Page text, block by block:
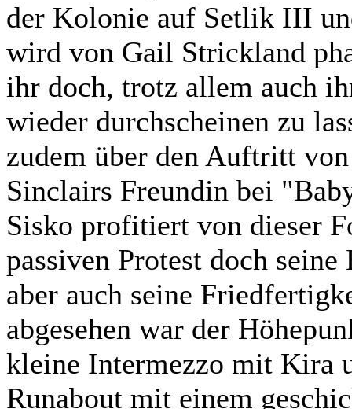
der Kolonie auf Setlik III
wird von Gail Strickland
ihr doch, trotz allem auch
wieder durchscheinen zu
zudem über den Auftritt
Sinclairs Freundin bei
Sisko profitiert von dieser
passiven Protest doch
aber auch seine
abgesehen war der
kleine Intermezzo mit Kira
Runabout mit einem